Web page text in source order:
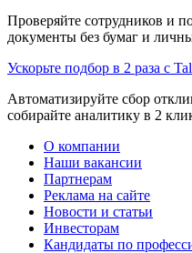
Проверяйте сотрудников и
документы без бумаг и
Ускорьте подбор в 2 раза с
Автоматизируйте сбор
собирайте аналитику в 2
О компании
Наши вакансии
Партнерам
Реклама на сайте
Новости и статьи
Инвесторам
Кандидаты по